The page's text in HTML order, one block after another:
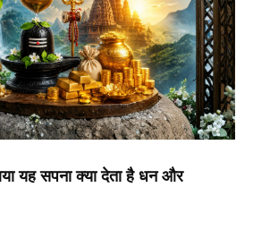
यह सपना क्या देता है धन और